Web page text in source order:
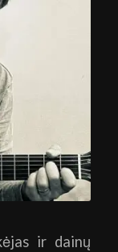
ir dainų